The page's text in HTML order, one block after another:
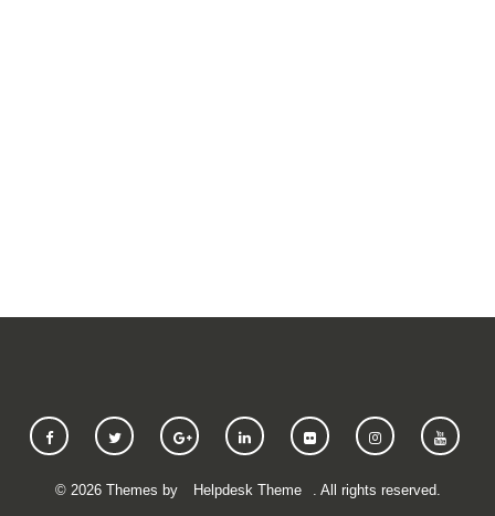
© 2026Themes by Helpdesk Theme . All rights reserved.